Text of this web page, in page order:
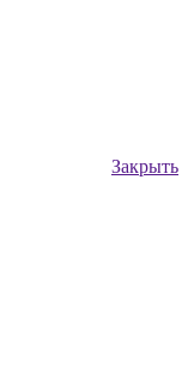
Закрыть